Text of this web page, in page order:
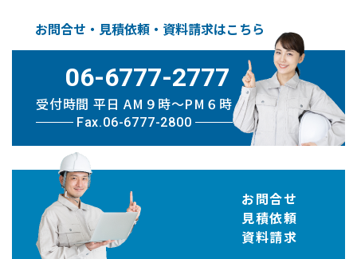
お問合せ・見積依頼・資料請求はこちら
06-6777-2777
受付時間 平日 AM９時〜PM６時
Fax.06-6777-2800
お問合せ
見積依頼
資料請求